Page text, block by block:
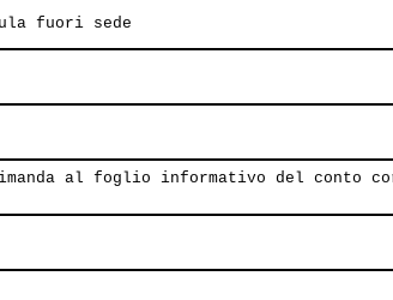
fuori sede
al foglio informativo del conto